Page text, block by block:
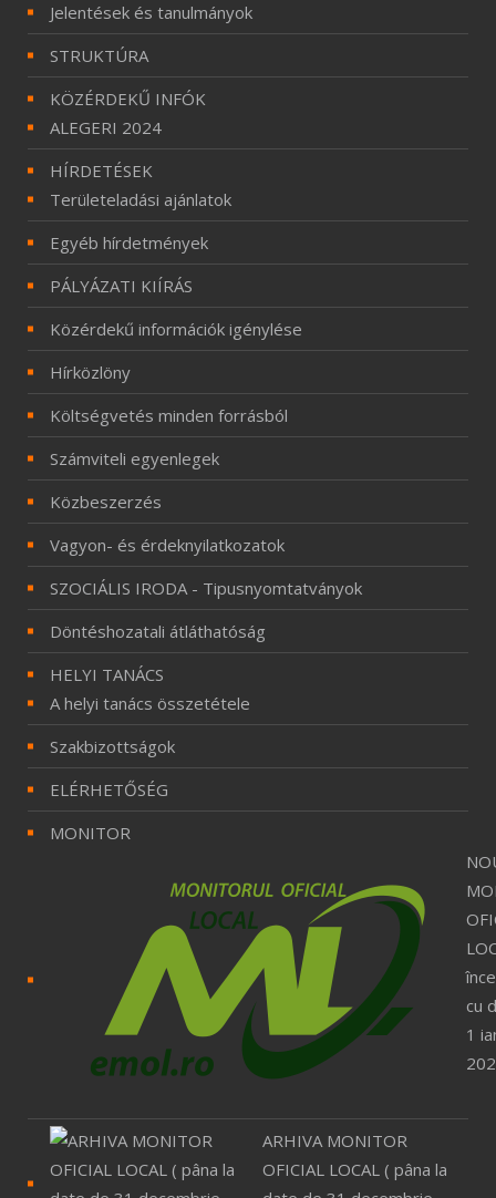
Jelentések és tanulmányok
STRUKTÚRA
KÖZÉRDEKŰ INFÓK
ALEGERI 2024
HÍRDETÉSEK
Területeladási ajánlatok
Egyéb hírdetmények
PÁLYÁZATI KIÍRÁS
Közérdekű információk igénylése
Hírközlöny
Költségvetés minden forrásból
Számviteli egyenlegek
Közbeszerzés
Vagyon- és érdeknyilatkozatok
SZOCIÁLIS IRODA - Tipusnyomtatványok
Döntéshozatali átláthatóság
HELYI TANÁCS
A helyi tanács összetétele
Szakbizottságok
ELÉRHETŐSÉG
MONITOR
cu
1
ARHIVA MONITOR
OFICIAL LOCAL ( pâna la